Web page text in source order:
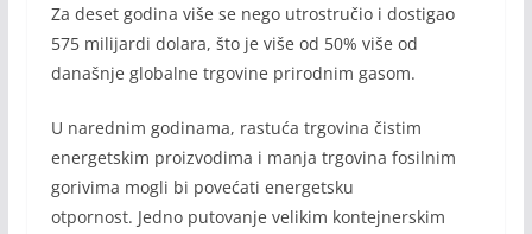
Za deset godina više se nego utrostručio i dostigao
575 milijardi dolara, što je više od 50% više od
današnje globalne trgovine prirodnim gasom.
U narednim godinama, rastuća trgovina čistim
energetskim proizvodima i manja trgovina fosilnim
gorivima mogli bi povećati energetsku
otpornost. Jedno putovanje velikim kontejnerskim